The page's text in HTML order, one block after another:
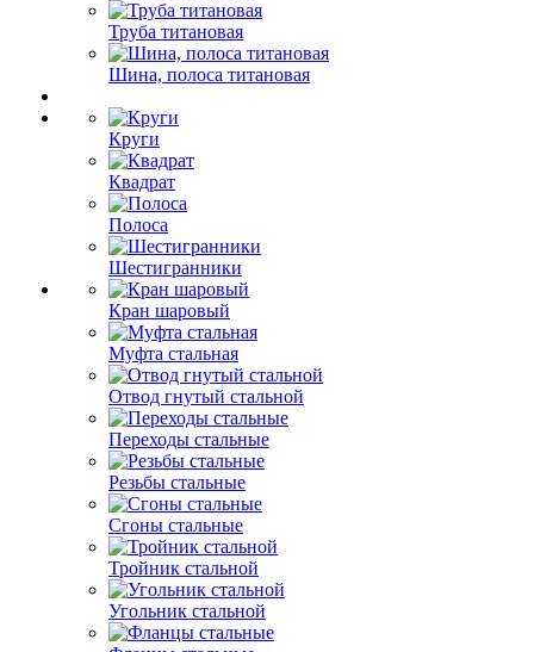
Труба титановая
Шина, полоса титановая
Круги
Квадрат
Полоса
Шестигранники
Кран шаровый
Муфта стальная
Отвод гнутый стальной
Переходы стальные
Резьбы стальные
Сгоны стальные
Тройник стальной
Угольник стальной